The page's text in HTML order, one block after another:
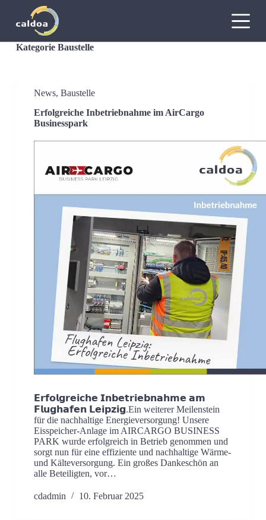
u
I
n
KategorieBaustelle
News, Baustelle
Erfolgreiche Inbetriebnahme im AirCargo
Businesspark
𝗘𝗿𝗳𝗼𝗹𝗴𝗿𝗲𝗶𝗰𝗵𝗲 𝗜𝗻𝗯𝗲𝘁𝗿𝗶𝗲𝗯𝗻𝗮𝗵𝗺𝗲 𝗮𝗺
𝗙𝗹𝘂𝗴𝗵𝗮𝗳𝗲𝗻 𝗟𝗲𝗶𝗽𝘇𝗶𝗴.Ein weiterer Meilenstein
für die nachhaltige Energieversorgung! Unsere
Eisspeicher-Anlage im AIRCARGO BUSINESS
PARK wurde erfolgreich in Betrieb genommen und
sorgt nun für eine effiziente und nachhaltige Wärme-
und Kälteversorgung. Ein großes Dankeschön an
alle Beteiligten, vor…
cdadmin 10. Februar 2025